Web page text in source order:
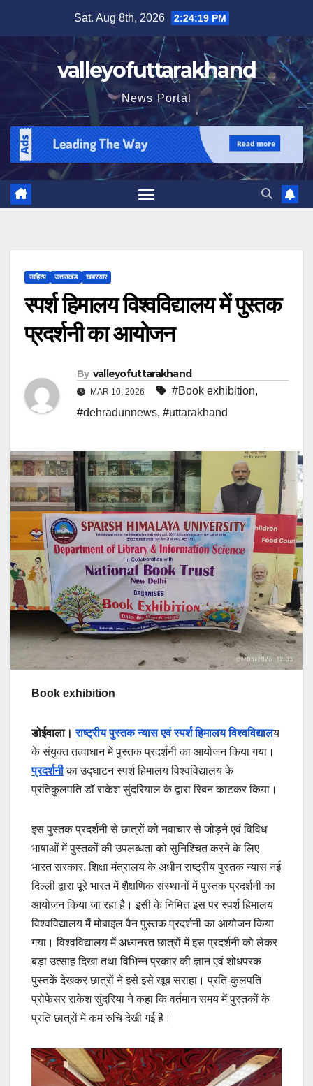
content
Sat. Aug 8th, 2026 2:24:21 PM
valleyofuttarakhand
News Portal
साहित्य उत्तराखंड खबरसार
स्पर्श हिमालय विश्वविद्यालय में पुस्तक
प्रदर्शनी का आयोजन
By valleyofuttarakhand
MAR 10, 2026 #Book exhibition,
#dehradunnews, #uttarakhand
Book exhibition
डोईवाला। राष्ट्रीय पुस्तक न्यास एवं स्पर्श हिमालय विश्वविद्यालय
के संयुक्त तत्वाधान में पुस्तक प्रदर्शनी का आयोजन किया गया।
प्रदर्शनीका उद्घाटन स्पर्श हिमालय विश्वविद्यालय के
प्रतिकुलपति डॉ राकेश सुंदरियाल के द्वारा रिबन काटकर किया।
इस पुस्तक प्रदर्शनी से छात्रों को नवाचार से जोड़ने एवं विविध
भाषाओं में पुस्तकों की उपलब्धता को सुनिश्चित करने के लिए
भारत सरकार, शिक्षा मंत्रालय के अधीन राष्ट्रीय पुस्तक न्यास नई
दिल्ली द्वारा पूरे भारत में शैक्षणिक संस्थानों में पुस्तक प्रदर्शनी का
आयोजन किया जा रहा है। इसी के निमित्त इस पर स्पर्श हिमालय
विश्वविद्यालय में मोबाइल वैन पुस्तक प्रदर्शनी का आयोजन किया
गया। विश्वविद्यालय में अध्यनरत छात्रों में इस प्रदर्शनी को लेकर
बड़ा उत्साह दिखा तथा विभिन्न प्रकार की ज्ञान एवं शोधपरक
पुस्तकें देखकर छात्रों ने इसे इसे खूब सराहा। प्रति-कुलपति
प्रोफेसर राकेश सुंदरिया ने कहा कि वर्तमान समय में पुस्तकों के
प्रति छात्रों में कम रुचि देखी गई है।